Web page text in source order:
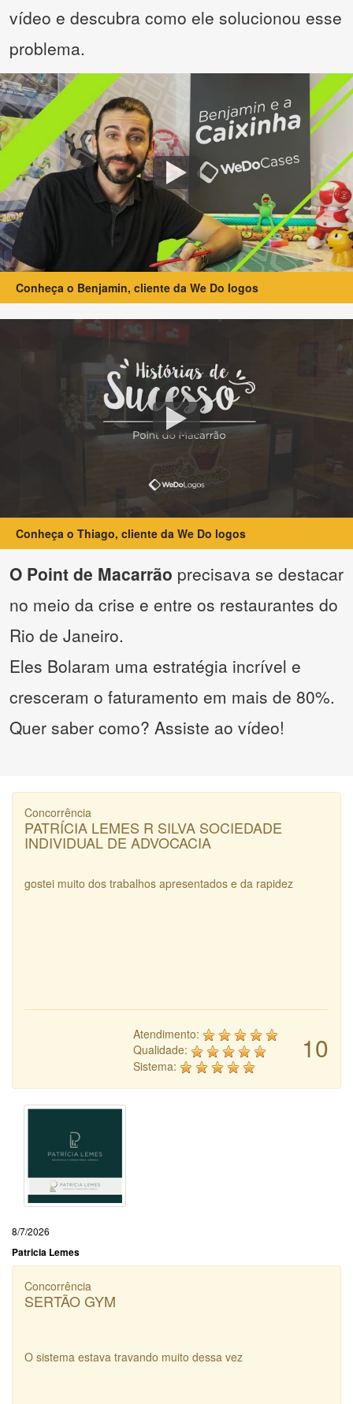
vídeo e descubra como ele solucionou esse
problema.
Conheça o Benjamin, cliente da We Do logos
Conheça o Thiago, cliente da We Do logos
O Point de Macarrão precisava se destacar
no meio da crise e entre os restaurantes do
Rio de Janeiro.
Eles Bolaram uma estratégia incrível e
cresceram o faturamento em mais de 80%.
Quer saber como? Assiste ao vídeo!
Concorrência
PATRÍCIA LEMES R SILVA SOCIEDADE
INDIVIDUAL DE ADVOCACIA
gostei muito dos trabalhos apresentados e da rapidez
10
Atendimento:
Qualidade:
Sistema:
8/7/2026
Patricia Lemes
Concorrência
SERTÃO GYM
O sistema estava travando muito dessa vez